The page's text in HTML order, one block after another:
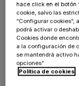
3.
de esta
La información
ciclo de vida,
hace click en el botón
cookie, salvo las
“Configurar
podrá activar o
Cookies donde
a la configuración de
se mantendrá activo
opciones”
Política de cookies